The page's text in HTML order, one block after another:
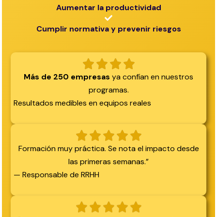
Aumentar la productividad
Cumplir normativa y prevenir riesgos
Más de 250 empresas ya confían en nuestros
programas.
Resultados medibles en equipos reales
Formación muy práctica. Se nota el impacto desde
las primeras semanas.”
— Responsable de RRHH